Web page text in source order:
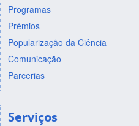
Programas
Prêmios
Popularização da Ciência
Comunicação
Parcerias
Serviços